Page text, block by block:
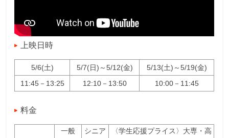
上映日時
5/6(土) 5/7(日)～5/12(金)
5/13(土)～5/19(金)
11:45－13:25
12:10－13:50 10:00－11:45
料金
一般 シニア
〈学生応援プライス〉大専・高